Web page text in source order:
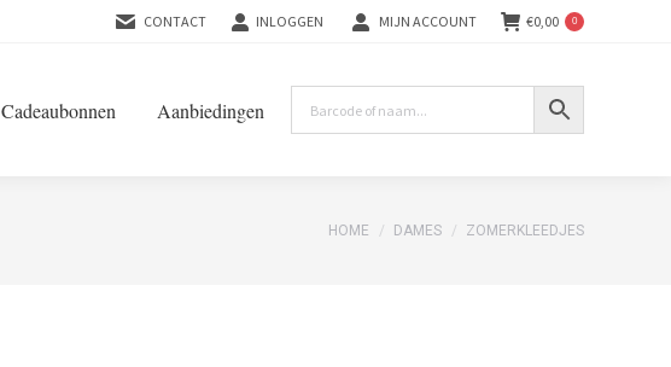
CONTACT INLOGGEN MIJN ACCOUNT €0,00 0
Cadeaubonnen Aanbiedingen
You are here:
HOME DAMES ZOMERKLEEDJES